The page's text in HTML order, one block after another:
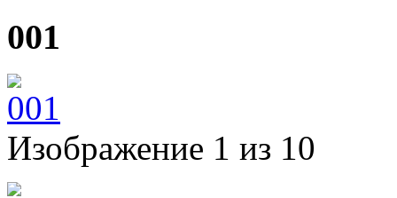
001
Изображение 1 из 10